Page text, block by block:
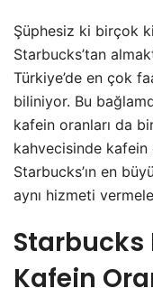
Şüphesiz ki birçok
Starbucks’tan
Türkiye’de en çok
biliniyor. Bu
kafein oranları da
kahvecisinde kafein
Starbucks’ın en
aynı hizmeti
Kafein